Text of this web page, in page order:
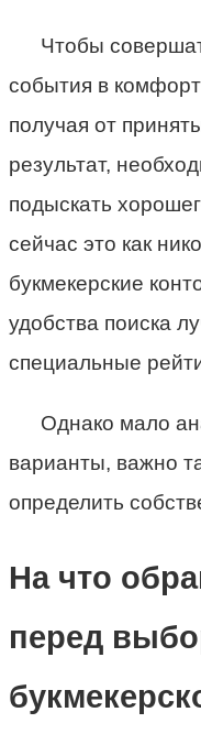
Чтобы
события в
получая от
результат,
подыскать
сейчас это как
букмекерские
удобства поиска
специальные
Однако мало
варианты, важно
определить
На что
перед